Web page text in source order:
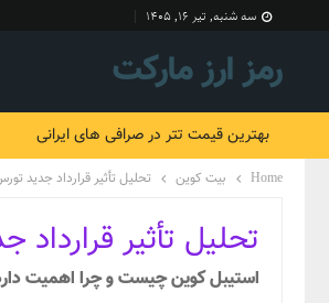
سه شنبه, تیر ۱۶, ۱۴۰۵
رمز ارز مارکت
بهترین قیمت تتر در صرافی های ایرانی
Home بیت کوین تحلیل تأثیر قرارداد جدید
تحلیل تأثیر
استیبل کوین چیست و چرا اهمیت